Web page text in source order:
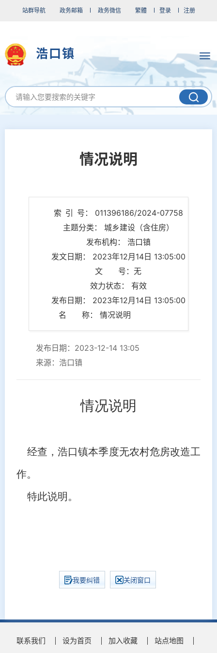
站群导航 政务邮箱 政务微信 繁體 登录 注册
浩口镇
情况说明
索 引 号： 011396186/2024-07758
主题分类： 城乡建设（含住房）
发布机构： 浩口镇
发文日期： 2023年12月14日 13:05:00
文 号：无
效力状态： 有效
发布日期： 2023年12月14日 13:05:00
名 称： 情况说明
发布日期：2023-12-14 13:05
来源：浩口镇
情况说明
经查，浩口镇本季度无农村危房改造工
作。
特此说明。
我要纠错 关闭窗口
联系我们 设为首页 加入收藏 站点地图